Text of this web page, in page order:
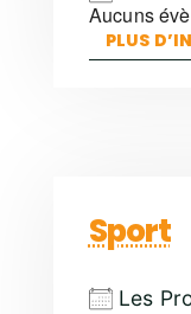
Aucuns
PLUS
Sport
Les